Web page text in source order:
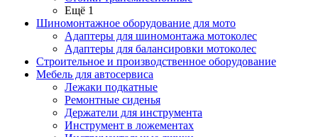
Ещё 1
Шиномонтажное оборудование для мото
Адаптеры для шиномонтажа мотоколес
Адаптеры для балансировки мотоколес
Строительное и производственное оборудование
Мебель для автосервиса
Лежаки подкатные
Ремонтные сиденья
Держатели для инструмента
Инструмент в ложементах